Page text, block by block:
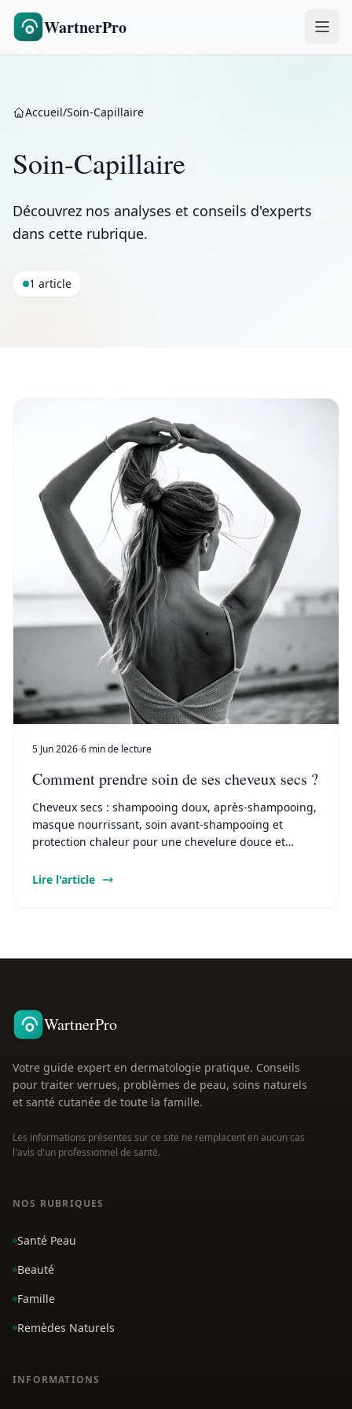
WartnerPro
Accueil/Soin-Capillaire
Soin-Capillaire
Découvrez nos analyses et conseils d'experts
dans cette rubrique.
1 article
5 Jun 2026 6 min de lecture
Comment prendre soin de ses cheveux secs ?
Cheveux secs : shampooing doux, après-shampooing,
masque nourrissant, soin avant-shampooing et
protection chaleur pour une chevelure douce et
Lire l'article
WartnerPro
Votre guide expert en dermatologie pratique. Conseils
pour traiter verrues, problèmes de peau, soins naturels
et santé cutanée de toute la famille.
Les informations présentes sur ce site ne remplacent en aucun cas
l'avis d'un professionnel de santé.
NOS RUBRIQUES
Santé Peau
Beauté
Famille
Remèdes Naturels
INFORMATIONS